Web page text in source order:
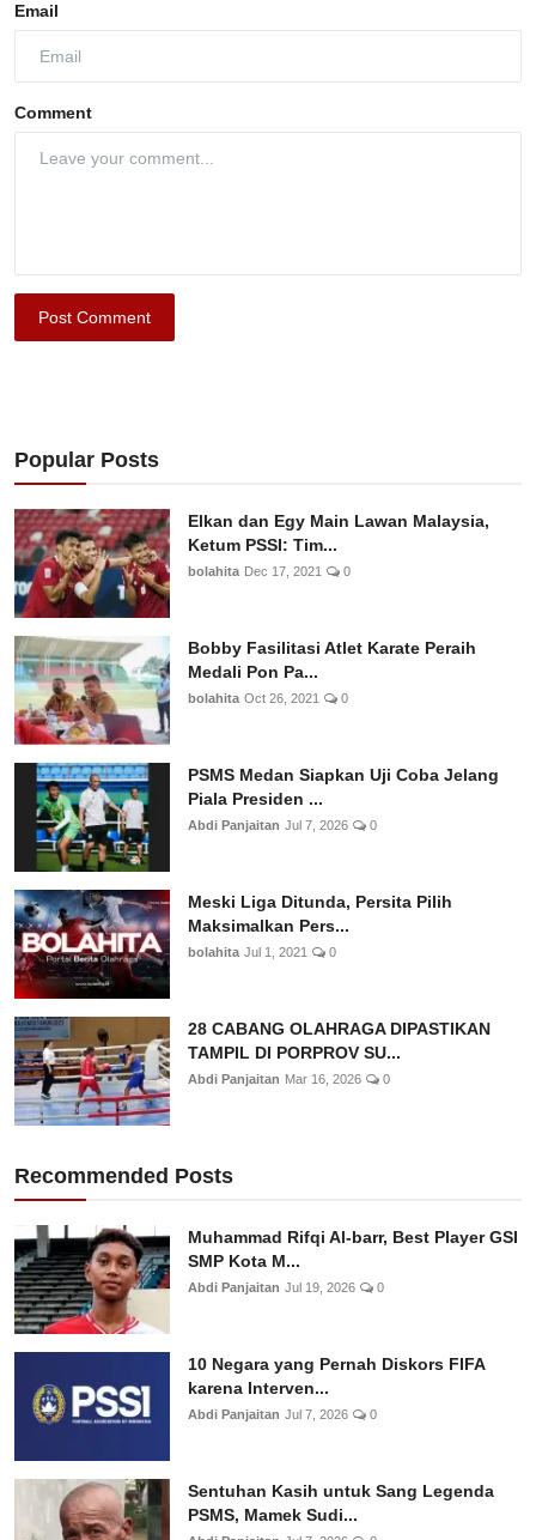
Email
Comment
Post Comment
Popular Posts
Elkan dan Egy Main Lawan Malaysia,
Ketum PSSI: Tim...
bolahita Dec 17, 2021 0
Bobby Fasilitasi Atlet Karate Peraih
Medali Pon Pa...
bolahita Oct 26, 2021 0
PSMS Medan Siapkan Uji Coba Jelang
Piala Presiden ...
Abdi Panjaitan Jul 7, 2026 0
Meski Liga Ditunda, Persita Pilih
Maksimalkan Pers...
bolahita Jul 1, 2021 0
28 CABANG OLAHRAGA DIPASTIKAN
TAMPIL DI PORPROV SU...
Abdi Panjaitan Mar 16, 2026 0
Recommended Posts
Muhammad Rifqi Al-barr, Best Player GSI
SMP Kota M...
Abdi Panjaitan Jul 19, 2026 0
10 Negara yang Pernah Diskors FIFA
karena Interven...
Abdi Panjaitan Jul 7, 2026 0
Sentuhan Kasih untuk Sang Legenda
PSMS, Mamek Sudi...